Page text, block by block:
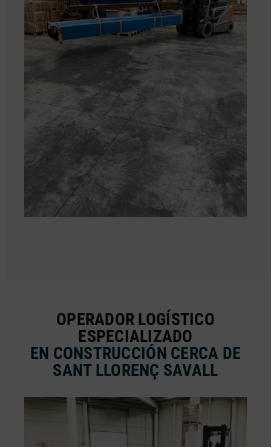
OPERADOR LOGÍSTICO
ESPECIALIZADO
EN CONSTRUCCIÓN CERCA DE
SANT LLORENÇ SAVALL